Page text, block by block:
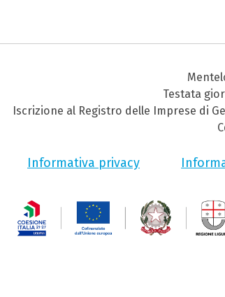
Testata
Iscrizione al Registro delle Imprese di
Informativa privacy